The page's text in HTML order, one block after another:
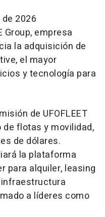
2026
Group, empresa
la adquisición de
el mayor
y tecnología para
de UFOFLEET
flotas y movilidad,
de dólares.
la plataforma
para alquiler, leasing
a líderes como